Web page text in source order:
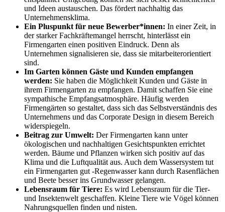
und Ideen austauschen. Das fördert nachhaltig das
Unternehmensklima.
Ein Pluspunkt für neue Bewerber*innen: In einer Zeit, in
der starker Fachkräftemangel herrscht, hinterlässt ein
Firmengarten einen positiven Eindruck. Denn als
Unternehmen signalisieren sie, dass sie mitarbeiterorientiert
sind.
Im Garten können Gäste und Kunden empfangen
werden: Sie haben die Möglichkeit Kunden und Gäste in
ihrem Firmengarten zu empfangen. Damit schaffen Sie eine
sympathische Empfangsatmosphäre. Häufig werden
Firmengärten so gestaltet, dass sich das Selbstverständnis des
Unternehmens und das Corporate Design in diesem Bereich
widerspiegeln.
Beitrag zur Umwelt: Der Firmengarten kann unter
ökologischen und nachhaltigen Gesichtspunkten errichtet
werden. Bäume und Pflanzen wirken sich positiv auf das
Klima und die Luftqualität aus. Auch dem Wassersystem tut
ein Firmengarten gut -Regenwasser kann durch Rasenflächen
und Beete besser ins Grundwasser gelangen.
Lebensraum für Tiere: Es wird Lebensraum für die Tier-
und Insektenwelt geschaffen. Kleine Tiere wie Vögel können
Nahrungsquellen finden und nisten.